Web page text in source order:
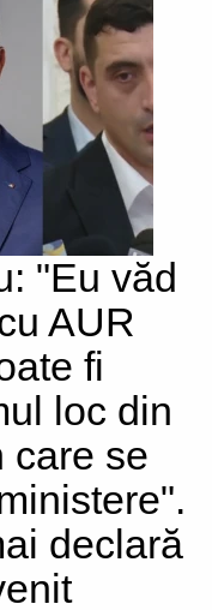
"Eu văd
AUR
fi
loc din
care se
declară